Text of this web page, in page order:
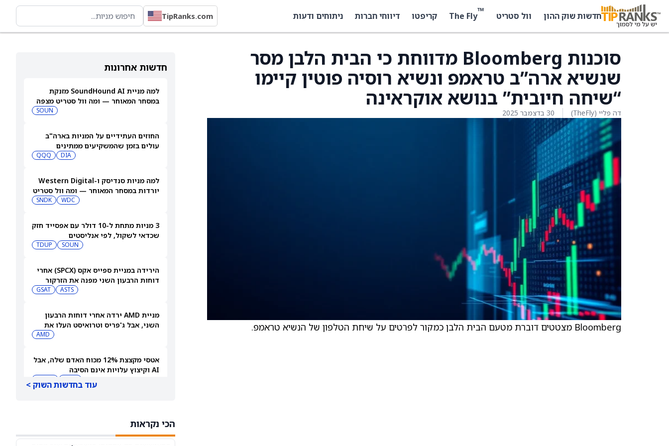
חדשות שוק ההון וול סטריט ™
The Fly קריפטו דיווחי חברות ניתוחים ודעות TipRanks.com
חדשות אחרונות
למה מניית SoundHound AI מזנקת
במסחר המאוחר — ומה וול סטריט מצפה
SOUN
החוזים העתידיים על המניות בארה"ב
עולים בזמן שהמשקיעים ממתינים
DIA
QQQ
למה מניות סנדיסק ו-Western Digital
יורדות במסחר המאוחר — ומה וול סטריט
WDC
SNDK
3 מניות מתחת ל-10 דולר עם אפסייד חזק
שכדאי לשקול, לפי אנליסטים
SOUN
TDUP
הירידה במניית ספייס אקס (SPCX) אחרי
דוחות הרבעון השני מפנה את הזרקור
לקרנות סל חלל עם חשיפה גבוהה
ASTS
GSAT
מניית AMD ירדה אחרי דוחות הרבעון
השני, אבל ג'פריס וטרואיסט העלו את
AMD
אטסי מקצצת 12% מכוח האדם שלה, אבל
AI וקיצוץ עלויות אינם הסיבה
מחיר היעד למניית אנבידיה (אנבידיה)
עוד בחדשות השוק >
הכי נקראות
סוכנות Bloomberg מדווחת כי הבית הלבן מסר
שנשיא ארה”ב טראמפ ונשיא רוסיה פוטין קיימו
“שיחה חיובית” בנושא אוקראינה
דה פליי (TheFly) 30 בדצמבר 2025
Bloomberg מצטטים דוברת מטעם הבית הלבן כמקור לפרטים על שיחת הטלפון של הנשיא טראמפ.